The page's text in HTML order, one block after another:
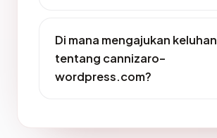
Di mana mengajukan keluhan
tentang cannizaro-
wordpress.com?